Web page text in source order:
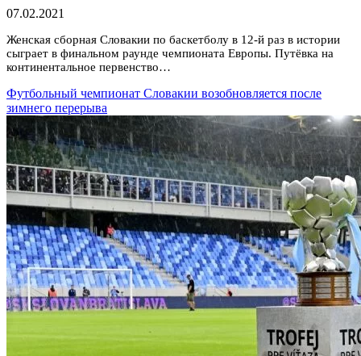
07.02.2021
Женская сборная Словакии по баскетболу в 12-й раз в истории
сыграет в финальном раунде чемпионата Европы. Путёвка на
континентальное первенство…
Футбольный чемпионат Словакии возобновляется после
зимнего перерыва